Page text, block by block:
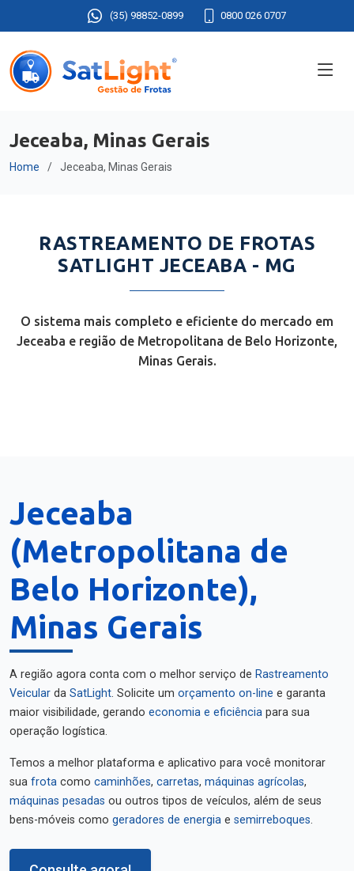
(35) 98852-0899 0800 026 0707
Jeceaba, Minas Gerais
Home Jeceaba, Minas Gerais
RASTREAMENTO DE FROTAS
SATLIGHT JECEABA - MG
O sistema mais completo e eficiente do mercado em
Jeceaba e região de Metropolitana de Belo Horizonte,
Minas Gerais.
Jeceaba
(Metropolitana de
Belo Horizonte),
Minas Gerais
A região agora conta com o melhor serviço de Rastreamento
Veicular da SatLight. Solicite um orçamento on-line e garanta
maior visibilidade, gerando economia e eficiência para sua
operação logística.
Temos a melhor plataforma e aplicativo para você monitorar
sua frota como caminhões, carretas, máquinas agrícolas,
máquinas pesadas ou outros tipos de veículos, além de seus
bens-móveis como geradores de energia e semirreboques.